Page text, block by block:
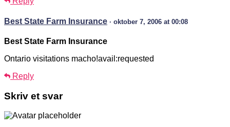
Best State Farm Insurance · oktober 7, 2006 at 00:08
Best State Farm Insurance
Ontario visitations macho!avail:requested
Reply
Skriv et svar